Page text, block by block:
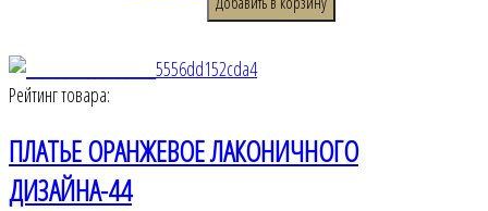
Рейтинг товара:
ПЛАТЬЕ ОРАНЖЕВОЕ ЛАКОНИЧНОГО
ДИЗАЙНА-44